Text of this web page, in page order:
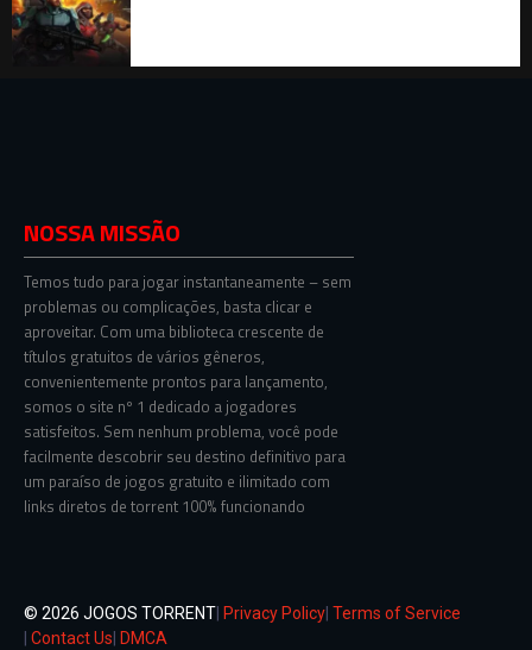
NOSSA MISSÃO
Temos tudo para jogar instantaneamente – sem
problemas ou complicações, basta clicar e
aproveitar. Com uma biblioteca crescente de
títulos gratuitos de vários gêneros,
convenientemente prontos para lançamento,
somos o site nº 1 dedicado a jogadores
satisfeitos. Sem nenhum problema, você pode
facilmente descobrir seu destino definitivo para
um paraíso de jogos gratuito e ilimitado com
links diretos de torrent 100% funcionando
© 2026 JOGOS TORRENT Privacy Policy Terms of Service
Contact Us DMCA